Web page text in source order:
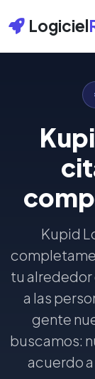
Logiciel
Kupid
tu alrededor
a las
gente
buscamos:
acuerdo